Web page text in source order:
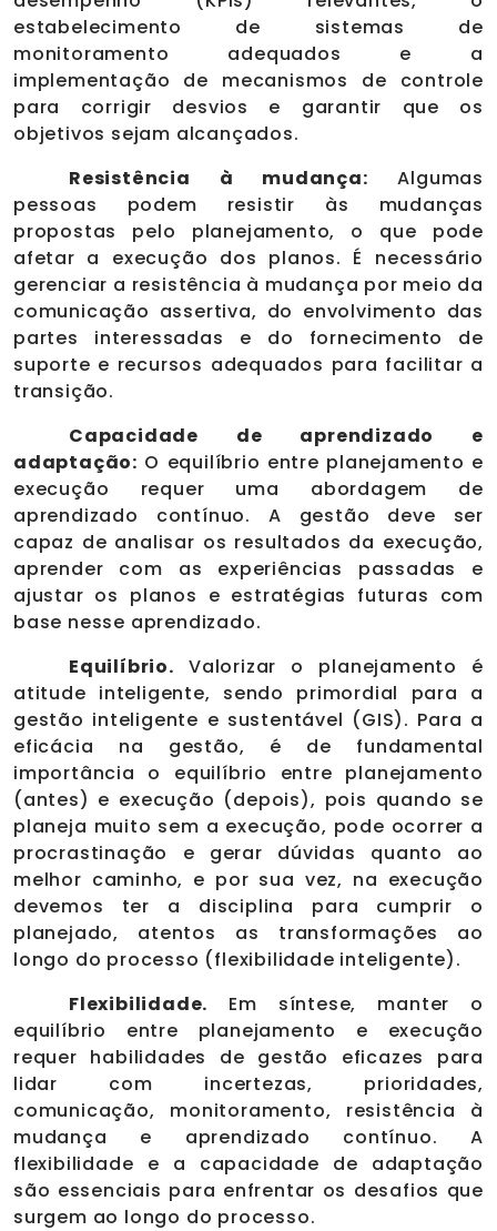
estabelecimento de sistemas de
monitoramento adequados e a
implementação de mecanismos de controle
para corrigir desvios e garantir que os
objetivos sejam alcançados.
Resistência à mudança: Algumas
pessoas podem resistir às mudanças
propostas pelo planejamento, o que pode
afetar a execução dos planos. É necessário
gerenciar a resistência à mudança por meio da
comunicação assertiva, do envolvimento das
partes interessadas e do fornecimento de
suporte e recursos adequados para facilitar a
transição.
Capacidade de aprendizado e
adaptação: O equilíbrio entre planejamento e
execução requer uma abordagem de
aprendizado contínuo. A gestão deve ser
capaz de analisar os resultados da execução,
aprender com as experiências passadas e
ajustar os planos e estratégias futuras com
base nesse aprendizado.
Equilíbrio. Valorizar o planejamento é
atitude inteligente, sendo primordial para a
gestão inteligente e sustentável (GIS). Para a
eficácia na gestão, é de fundamental
importância o equilíbrio entre planejamento
(antes) e execução (depois), pois quando se
planeja muito sem a execução, pode ocorrer a
procrastinação e gerar dúvidas quanto ao
melhor caminho, e por sua vez, na execução
devemos ter a disciplina para cumprir o
planejado, atentos as transformações ao
longo do processo (flexibilidade inteligente).
Flexibilidade. Em síntese, manter o
equilíbrio entre planejamento e execução
requer habilidades de gestão eficazes para
lidar com incertezas, prioridades,
comunicação, monitoramento, resistência à
mudança e aprendizado contínuo. A
flexibilidade e a capacidade de adaptação
são essenciais para enfrentar os desafios que
surgem ao longo do processo.